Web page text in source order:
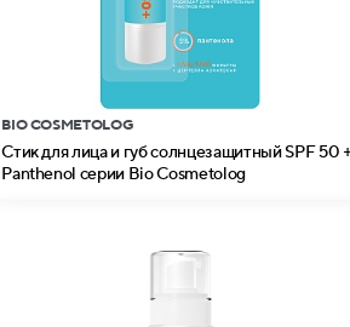
BIO COSMETOLOG
Стик для лица и губ солнцезащитный SPF 50
Panthenol серии Bio Cosmetolog